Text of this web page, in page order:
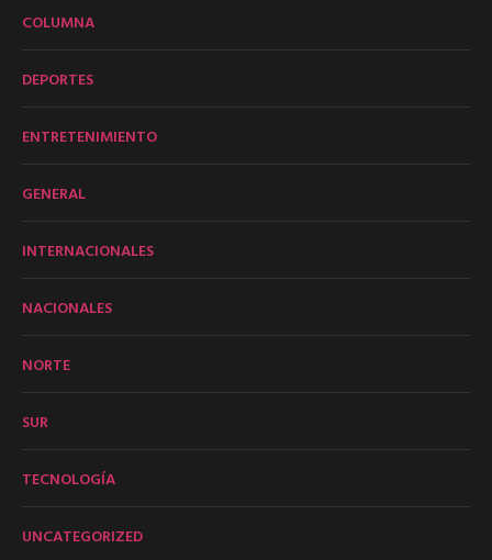
COLUMNA
DEPORTES
ENTRETENIMIENTO
GENERAL
INTERNACIONALES
NACIONALES
NORTE
SUR
TECNOLOGÍA
UNCATEGORIZED